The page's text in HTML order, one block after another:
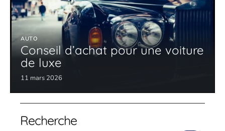
AUTO
Conseil d’achat pour une voiture
de luxe
11 mars 2026
Recherche